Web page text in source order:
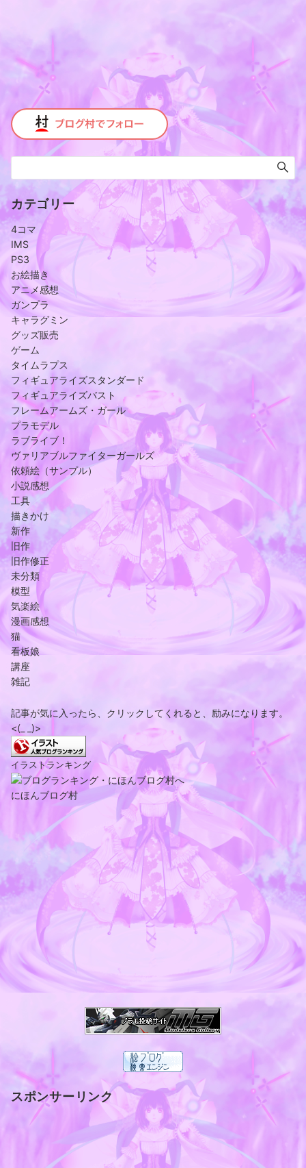
カテゴリー
4コマ
IMS
PS3
お絵描き
アニメ感想
ガンプラ
キャラグミン
グッズ販売
ゲーム
タイムラプス
フィギュアライズスタンダード
フィギュアライズバスト
フレームアームズ・ガール
プラモデル
ラブライブ！
ヴァリアブルファイターガールズ
依頼絵（サンプル）
小説感想
工具
描きかけ
新作
旧作
旧作修正
未分類
模型
気楽絵
漫画感想
猫
看板娘
講座
雑記
記事が気に入ったら、クリックしてくれると、励みになります。
<(_ _)>
イラストランキング
にほんブログ村
スポンサーリンク